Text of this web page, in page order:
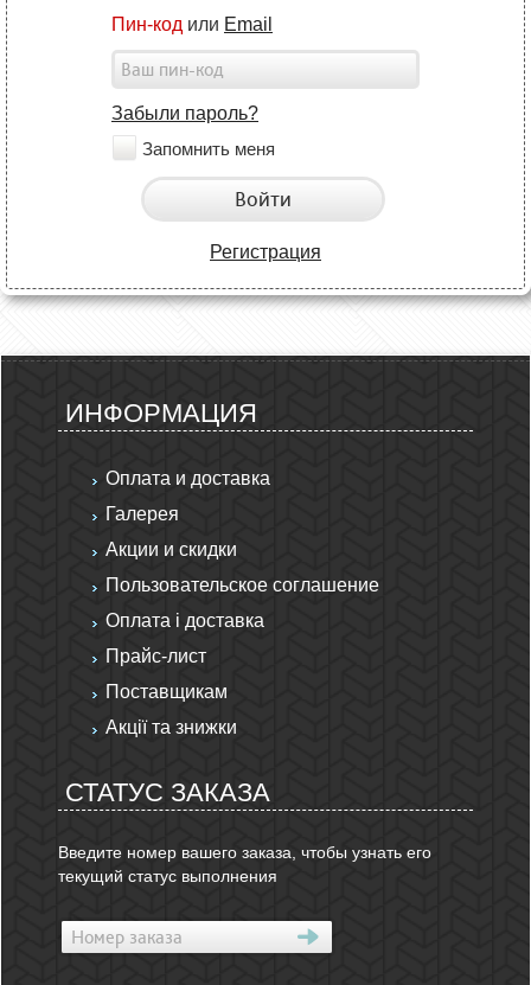
Пин-код или Email
Забыли пароль?
Запомнить меня
Войти
Регистрация
ИНФОРМАЦИЯ
Оплата и доставка
Галерея
Акции и скидки
Пользовательское соглашение
Оплата і доставка
Прайс-лист
Поставщикам
Акції та знижки
СТАТУС ЗАКАЗА
Введите номер вашего заказа, чтобы узнать его
текущий статус выполнения